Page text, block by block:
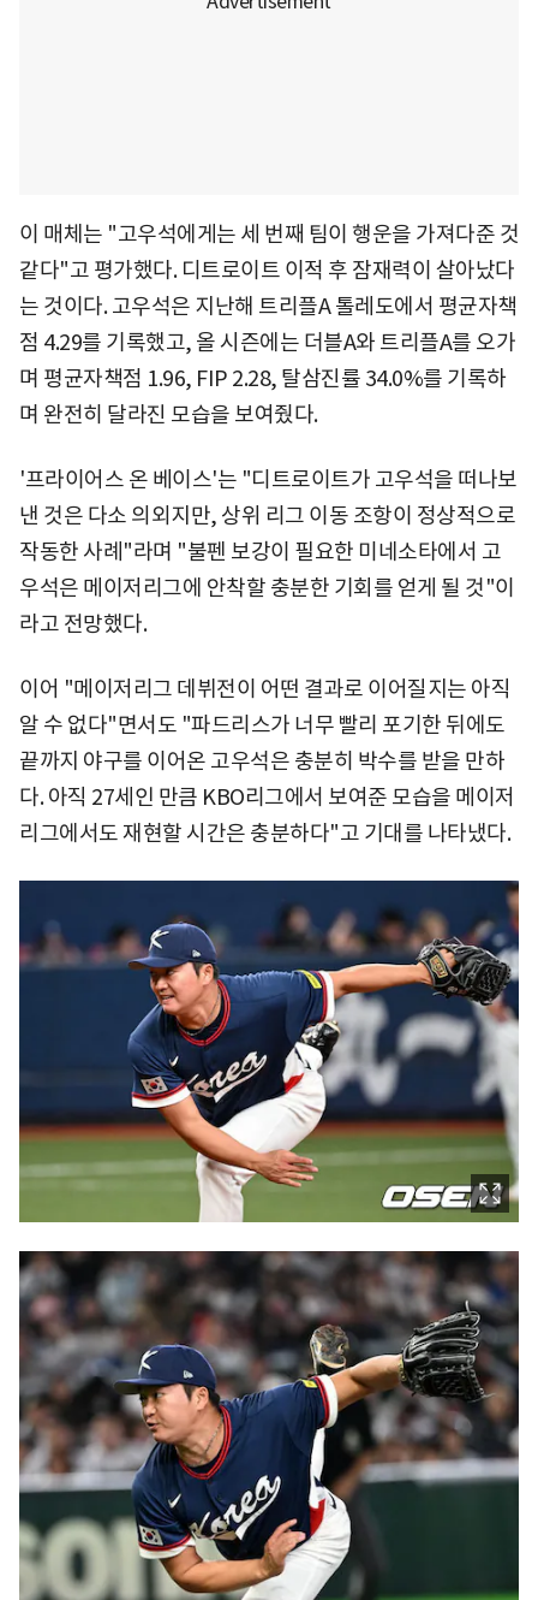
이 매체는 "고우석에게는 세 번째 팀이 행운을 가져다준 것
같다"고 평가했다. 디트로이트 이적 후 잠재력이 살아났다
는 것이다. 고우석은 지난해 트리플A 톨레도에서 평균자책
점 4.29를 기록했고, 올 시즌에는 더블A와 트리플A를 오가
며 평균자책점 1.96, FIP 2.28, 탈삼진률 34.0%를 기록하
며 완전히 달라진 모습을 보여줬다.
'프라이어스 온 베이스'는 "디트로이트가 고우석을 떠나보
낸 것은 다소 의외지만, 상위 리그 이동 조항이 정상적으로
작동한 사례"라며 "불펜 보강이 필요한 미네소타에서 고
우석은 메이저리그에 안착할 충분한 기회를 얻게 될 것"이
라고 전망했다.
이어 "메이저리그 데뷔전이 어떤 결과로 이어질지는 아직
알 수 없다"면서도 "파드리스가 너무 빨리 포기한 뒤에도
끝까지 야구를 이어온 고우석은 충분히 박수를 받을 만하
다. 아직 27세인 만큼 KBO리그에서 보여준 모습을 메이저
리그에서도 재현할 시간은 충분하다"고 기대를 나타냈다.